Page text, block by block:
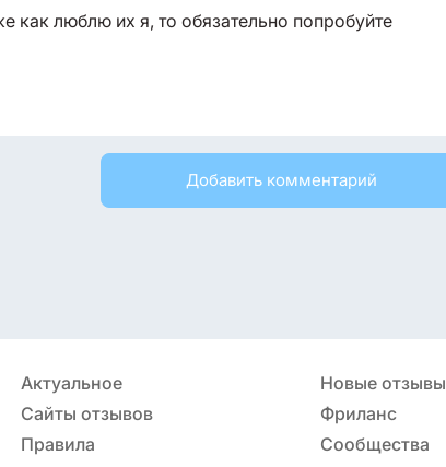
как люблю их я, то обязательно попробуйте
Добавить комментарий
Актуальное Новые отзывы
Сайты отзывов
Фриланс
Правила
Сообщества